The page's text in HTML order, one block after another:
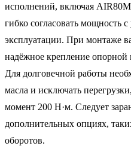
исполнений, включая
гибко согласовать мощность
эксплуатации. При монтаже
надёжное крепление опорной
Для долговечной работы
масла и исключать
момент 200 Н·м. Следует
дополнительных опциях,
оборотов.